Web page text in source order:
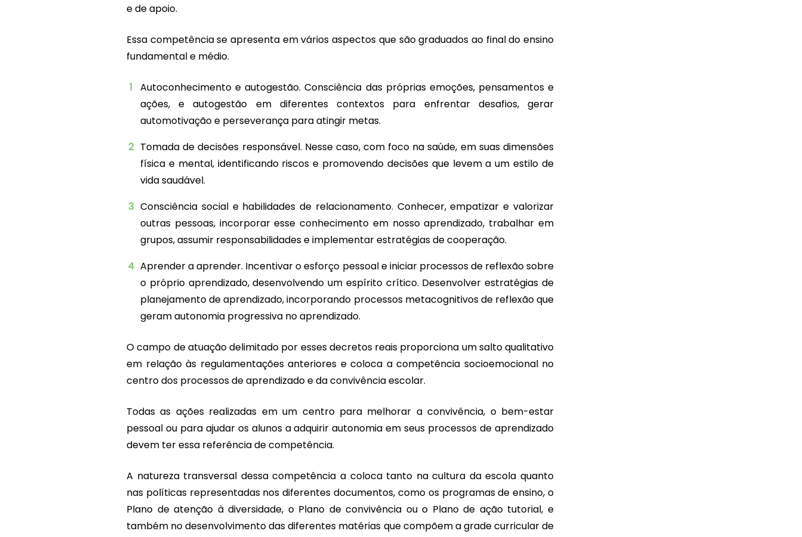
e de apoio.
Essa competência se apresenta em vários aspectos que são graduados ao final do ensino
fundamental e médio.
Autoconhecimento e autogestão. Consciência das próprias emoções, pensamentos e
ações, e autogestão em diferentes contextos para enfrentar desafios, gerar
automotivação e perseverança para atingir metas.
Tomada de decisões responsável. Nesse caso, com foco na saúde, em suas dimensões
física e mental, identificando riscos e promovendo decisões que levem a um estilo de
vida saudável.
Consciência social e habilidades de relacionamento. Conhecer, empatizar e valorizar
outras pessoas, incorporar esse conhecimento em nosso aprendizado, trabalhar em
grupos, assumir responsabilidades e implementar estratégias de cooperação.
Aprender a aprender. Incentivar o esforço pessoal e iniciar processos de reflexão sobre
o próprio aprendizado, desenvolvendo um espírito crítico. Desenvolver estratégias de
planejamento de aprendizado, incorporando processos metacognitivos de reflexão que
geram autonomia progressiva no aprendizado.
O campo de atuação delimitado por esses decretos reais proporciona um salto qualitativo
em relação às regulamentações anteriores e coloca a competência socioemocional no
centro dos processos de aprendizado e da convivência escolar.
Todas as ações realizadas em um centro para melhorar a convivência, o bem-estar
pessoal ou para ajudar os alunos a adquirir autonomia em seus processos de aprendizado
devem ter essa referência de competência.
A natureza transversal dessa competência a coloca tanto na cultura da escola quanto
nas políticas representadas nos diferentes documentos, como os programas de ensino, o
Plano de atenção à diversidade, o Plano de convivência ou o Plano de ação tutorial, e
também no desenvolvimento das diferentes matérias que compõem a grade curricular de